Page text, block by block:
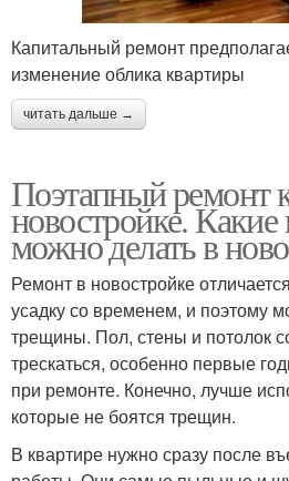
Капитальный ремонт
изменение облика квартиры
читать дальше →
Поэтапный ремонт
новостройке.
можно делать в
Ремонт в новостройке
усадку со временем, и поэтому
трещины. Пол, стены и потолок
трескаться, особенно первые
при ремонте. Конечно, лучше
которые не боятся трещин.
В квартире нужно сразу после